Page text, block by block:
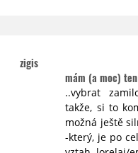
zigis
mám (a moc)
..vybrat
takže, si to
možná ještě
-který, je po